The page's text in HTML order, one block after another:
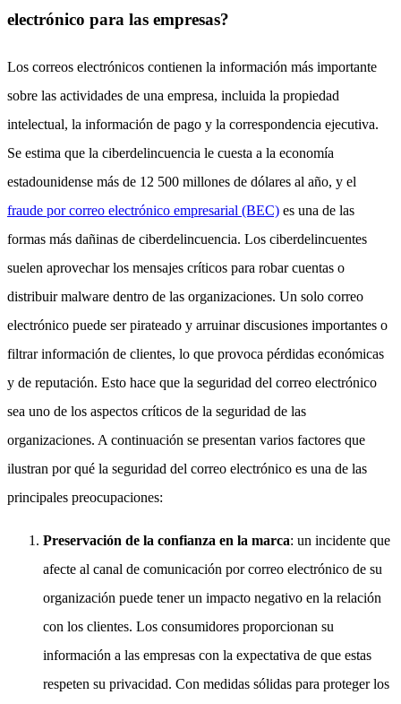
electrónico para las empresas?
Los correos electrónicos contienen la información más importante
sobre las actividades de una empresa, incluida la propiedad
intelectual, la información de pago y la correspondencia ejecutiva.
Se estima que la ciberdelincuencia le cuesta a la economía
estadounidense más de 12 500 millones de dólares al año, y el
fraude por correo electrónico empresarial (BEC) es una de las
formas más dañinas de ciberdelincuencia. Los ciberdelincuentes
suelen aprovechar los mensajes críticos para robar cuentas o
distribuir malware dentro de las organizaciones. Un solo correo
electrónico puede ser pirateado y arruinar discusiones importantes o
filtrar información de clientes, lo que provoca pérdidas económicas
y de reputación. Esto hace que la seguridad del correo electrónico
sea uno de los aspectos críticos de la seguridad de las
organizaciones. A continuación se presentan varios factores que
ilustran por qué la seguridad del correo electrónico es una de las
principales preocupaciones:
Preservación de la confianza en la marca: un incidente que
afecte al canal de comunicación por correo electrónico de su
organización puede tener un impacto negativo en la relación
con los clientes. Los consumidores proporcionan su
información a las empresas con la expectativa de que estas
respeten su privacidad. Con medidas sólidas para proteger los